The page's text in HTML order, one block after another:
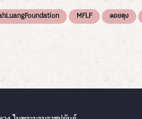
MFLF ดอยตุง